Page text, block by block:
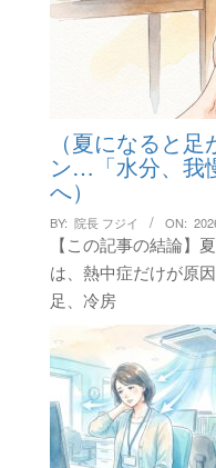
（夏になると
ン…「水分、我
へ）
BY: 院長 フジイ ON:
【この記事の結論】
は、熱中症だけが原
足、冷房